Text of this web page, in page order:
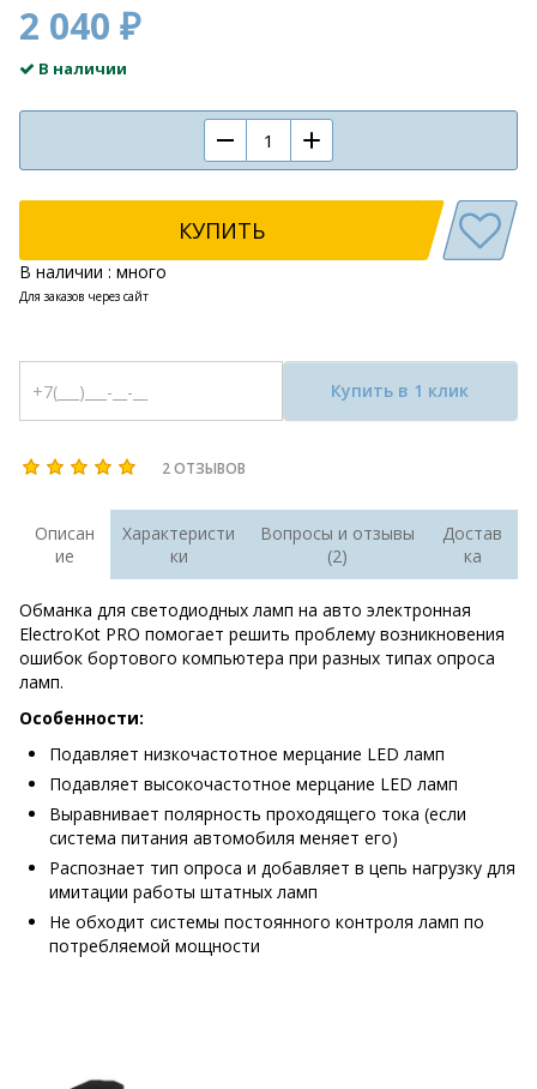
2 040 ₽
В наличии
КУПИТЬ
В наличии : много
Для заказов через сайт
Купить в 1 клик
2 ОТЗЫВОВ
Описан
ие
Характеристи
ки
Вопросы и отзывы
(2)
Достав
ка
Обманка для светодиодных ламп на авто электронная
ElectroKot PRO помогает решить проблему возникновения
ошибок бортового компьютера при разных типах опроса
ламп.
Особенности:
Подавляет низкочастотное мерцание LED ламп
Подавляет высокочастотное мерцание LED ламп
Выравнивает полярность проходящего тока (если
система питания автомобиля меняет его)
Распознает тип опроса и добавляет в цепь нагрузку для
имитации работы штатных ламп
Не обходит системы постоянного контроля ламп по
потребляемой мощности